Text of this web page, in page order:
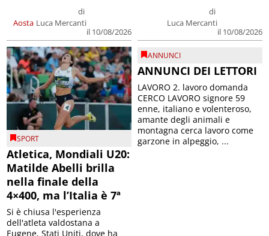
Aosta
di
Luca Mercanti
il 10/08/2026
di
Luca Mercanti
il 10/08/2026
SPORT
Atletica, Mondiali U20:
Matilde Abelli brilla
nella finale della
4×400, ma l’Italia è 7ª
Si è chiusa l'esperienza
dell'atleta valdostana a
Eugene, Stati Uniti, dove ha
ANNUNCI
ANNUNCI DEI LETTORI
LAVORO 2. lavoro domanda
CERCO LAVORO signore 59
enne, italiano e volenteroso,
amante degli animali e
montagna cerca lavoro come
garzone in alpeggio, ...